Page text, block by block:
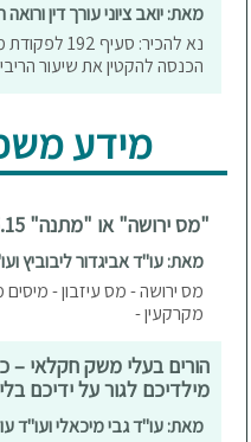
מאת: יואב ציוני עורך דין ורואה
נא להכיר:
הכנסה להקטין את שיעור
מידע
"מס ירושה" או "מתנה" 7.5.15
מאת: עו"ד אביגדור ליבוביץ
מס ירושה - מס עיזבון - מיסים
מקרקעין -
הורים בעלי משק חקלאי –
מילדיכם לגור על ידיכם
מאת: עו"ד גבי מיכאלי ועו"ד